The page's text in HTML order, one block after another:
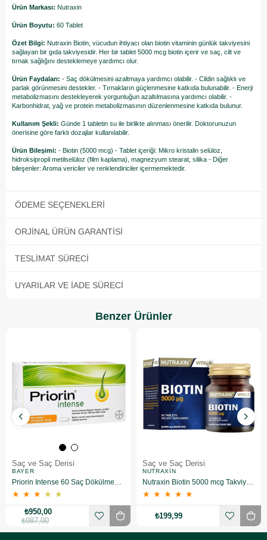
Ürün Markası: Nutraxin
Ürün Boyutu: 60 Tablet
Özet Bilgi: Nutraxin Biotin, vücudun ihtiyacı olan biotin vitaminin günlük takviyesini
sağlayan bir gıda takviyesidir. Her bir tablet 5000 mcg biotin içerir ve saç, cilt ve
tırnak sağlığını desteklemeye yardımcı olur.
Ürün Faydaları: - Saç dökülmesini azaltmaya yardımcı olabilir. - Cildin sağlıklı ve
parlak görünmesini destekler. - Tırnakların güçlenmesine katkıda bulunabilir. - Enerji
metabolizmasını destekleyerek yorgunluğun azaltılmasına yardımcı olabilir. -
Karbonhidrat, yağ ve protein metabolizmasının düzenlenmesine katkıda bulunur.
Kullanım Şekli: Günde 1 tabletin su ile birlikte alınması önerilir. Doktorunuzun
önerisine göre farklı dozajlar kullanılabilir.
Ürün Bileşimi: - Biotin (5000 mcg) - Tablet içeriği: Mikro kristalin selüloz,
hidroksipropil metilselüloz (film kaplama), magnezyum stearat, silika - Diğer
bileşenler: Aroma vericiler ve renklendiriciler içermemektedir.
ÖDEME SEÇENEKLERI
ORJINAL ÜRÜN GARANTISI
TESLIMAT SÜRECI
UYARILAR VE İADE SÜRECI
Benzer Ürünler
Saç ve Saç Derisi
BAYER
Priorin Intense 60 Saç Dökülmesini Önleyici Kapsül
★ ★ ★ ★ ★
₺950,00
₺987,00
Saç ve Saç Derisi
NUTRAXIN
Nutraxin Biotin 5000 mcg Takviye Edici Gıda 30 Tablet
★ ★ ★ ★ ★
₺199,99